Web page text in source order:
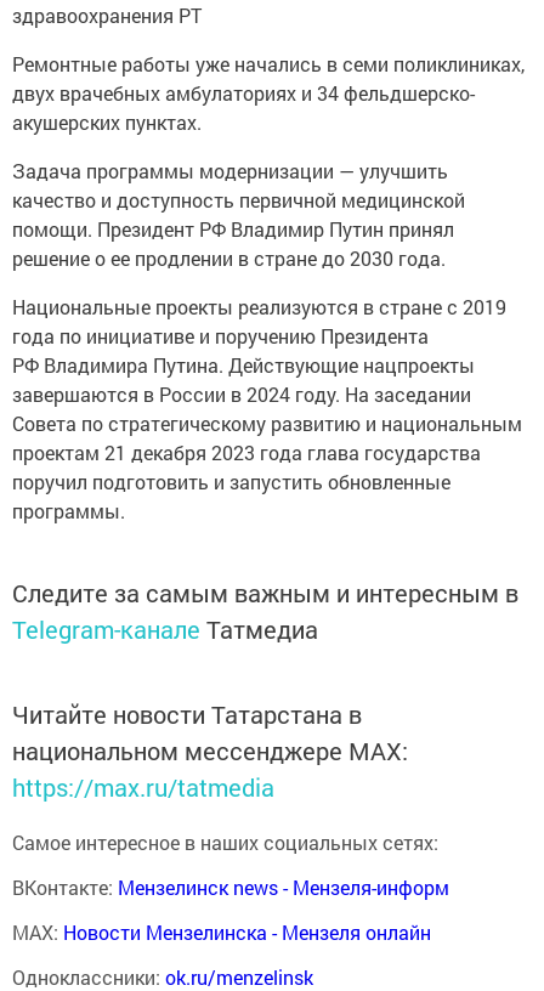
здравоохранения РТ
Ремонтные работы уже начались в семи поликлиниках,
двух врачебных амбулаториях и 34 фельдшерско-
акушерских пунктах.
Задача программы модернизации — улучшить
качество и доступность первичной медицинской
помощи. Президент РФ Владимир Путин принял
решение о ее продлении в стране до 2030 года.
Национальные проекты реализуются в стране с 2019
года по инициативе и поручению Президента
РФ Владимира Путина. Действующие нацпроекты
завершаются в России в 2024 году. На заседании
Совета по стратегическому развитию и национальным
проектам 21 декабря 2023 года глава государства
поручил подготовить и запустить обновленные
программы.
Следите за самым важным и интересным в
Telegram-канале Татмедиа
Читайте новости Татарстана в
национальном мессенджере MАХ:
https://max.ru/tatmedia
Самое интересное в наших социальных сетях:
ВКонтакте: Мензелинск news - Мензеля-информ
MAX: Новости Мензелинска - Мензеля онлайн
Одноклассники: ok.ru/menzelinsk